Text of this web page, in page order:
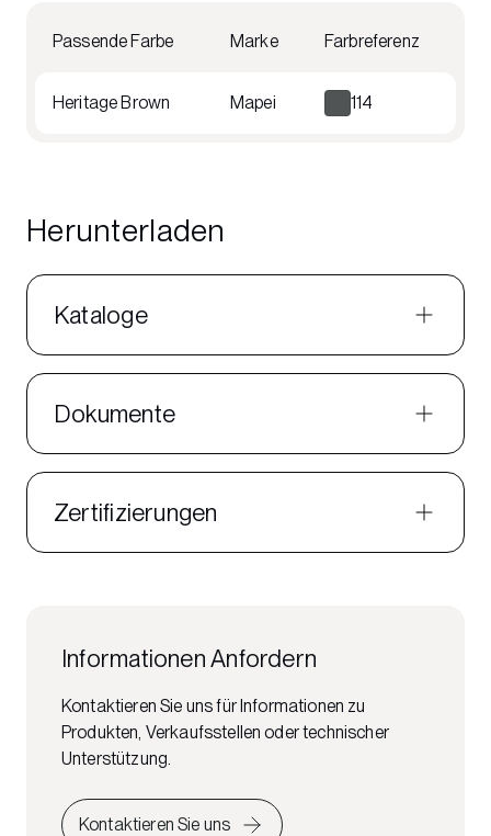
Passende Farbe Marke Farbreferenz
Heritage Brown Mapei 114
Herunterladen
Kataloge
Dokumente
Zertifizierungen
Informationen Anfordern
Kontaktieren Sie uns für Informationen zu
Produkten, Verkaufsstellen oder technischer
Unterstützung.
Kontaktieren Sie uns